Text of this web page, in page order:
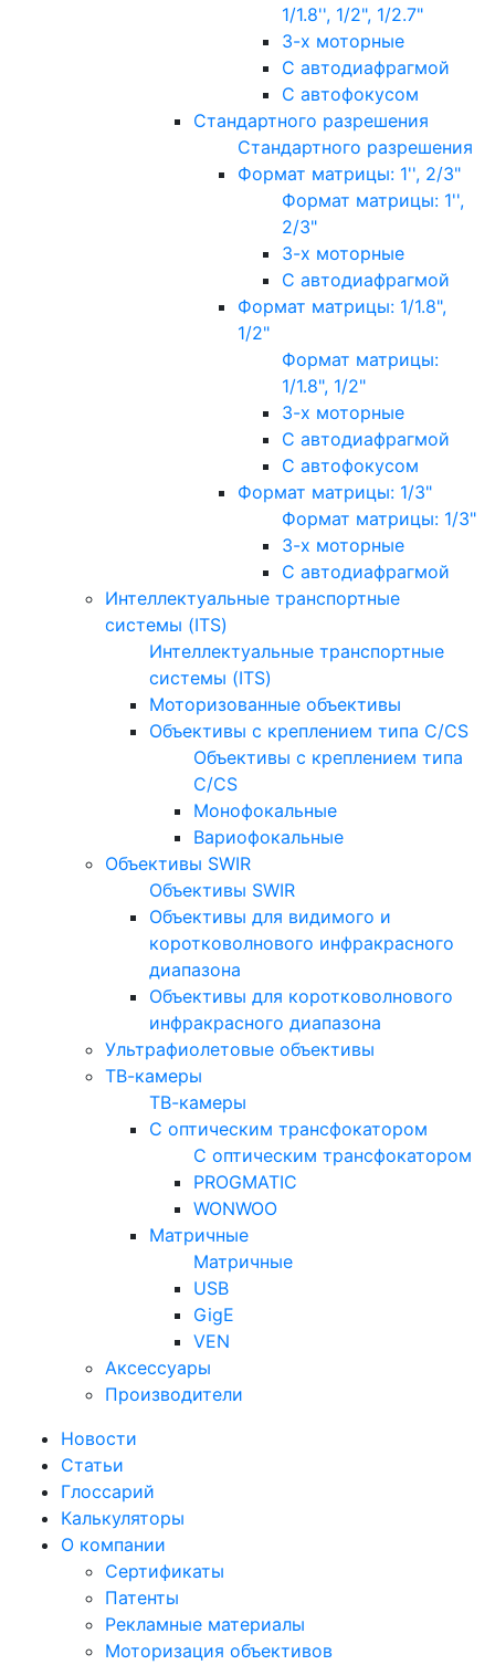
1/1.8'', 1/2", 1/2.7"
3-х моторные
С автодиафрагмой
С автофокусом
Стандартного разрешения
Стандартного разрешения
Формат матрицы: 1'', 2/3"
Формат матрицы: 1'',
2/3"
3-х моторные
С автодиафрагмой
Формат матрицы: 1/1.8",
1/2"
Формат матрицы:
1/1.8", 1/2"
3-х моторные
С автодиафрагмой
С автофокусом
Формат матрицы: 1/3"
Формат матрицы: 1/3"
3-х моторные
С автодиафрагмой
Интеллектуальные транспортные
системы (ITS)
Интеллектуальные транспортные
системы (ITS)
Моторизованные объективы
Объективы с креплением типа C/CS
Объективы с креплением типа
C/CS
Монофокальные
Вариофокальные
Объективы SWIR
Объективы SWIR
Объективы для видимого и
коротковолнового инфракрасного
диапазона
Объективы для коротковолнового
инфракрасного диапазона
Ультрафиолетовые объективы
ТВ-камеры
ТВ-камеры
С оптическим трансфокатором
С оптическим трансфокатором
PROGMATIC
WONWOO
Матричные
Матричные
USB
GigE
VEN
Аксессуары
Производители
Новости
Статьи
Глоссарий
Калькуляторы
О компании
Сертификаты
Патенты
Рекламные материалы
Моторизация объективов